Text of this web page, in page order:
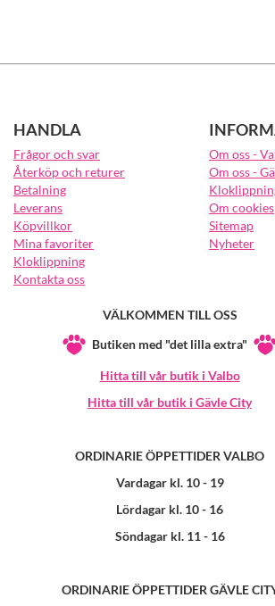
HANDLA
Frågor och svar
Återköp och returer
Betalning
Leverans
Köpvillkor
Mina favoriter
Kloklippning
Kontakta oss
Om oss -
Om oss -
Om cookies
Sitemap
Nyheter
VÄLKOMMEN TILL OSS
Butiken med "det lilla extra"
Hitta till vår butik i Valbo
Hitta till vår butik i Gävle City
ORDINARIE ÖPPETTIDER VALBO
Vardagar kl. 10 - 19
Lördagar kl. 10 - 16
Söndagar kl. 11 - 16
ORDINARIE ÖPPETTIDER GÄVLE